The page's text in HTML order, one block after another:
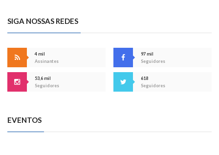
SIGA NOSSAS REDES
4 mil
Assinantes
97 mil
Seguidores
53,6 mil
Seguidores
618
Seguidores
EVENTOS